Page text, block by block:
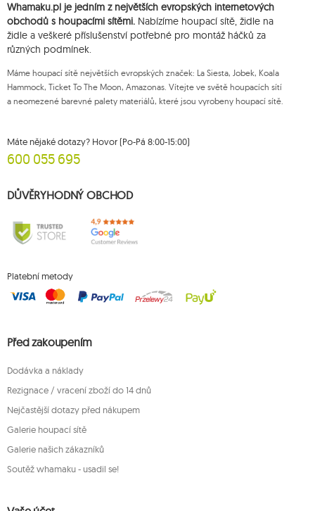
souhlasu v libovolném momentu aniž je tím dotčena zákonnost zpracování,
které bylo provedeno na základě souhlasu před jeho zrušením. Za tímto
účelem můžete kontaktovat zákaznický servis Mouton Interactive na e-
mailové adrese nebo písemně na adrese firmy.
Whamaku.pl je jedním z největších evropských internetových
obchodů s houpacími sítěmi. Nabízíme houpací sítě, židle na
židle a veškeré příslušenství potřebné pro montáž háčků za
různých podmínek.
Máme houpací sítě největších evropských značek: La Siesta, Jobek, Koala
Hammock, Ticket To The Moon, Amazonas. Vítejte ve světě houpacích sítí
a neomezené barevné palety materiálů, které jsou vyrobeny houpací sítě.
Máte nějaké dotazy? Hovor (Po-Pá 8:00-15:00)
600 055 695
DŮVĚRYHODNÝ OBCHOD
Platební metody
Před zakoupením
Dodávka a náklady
Rezignace / vracení zboží do 14 dnů
Nejčastější dotazy před nákupem
Galerie houpací sítě
Galerie našich zákazníků
Soutěž whamaku - usadil se!